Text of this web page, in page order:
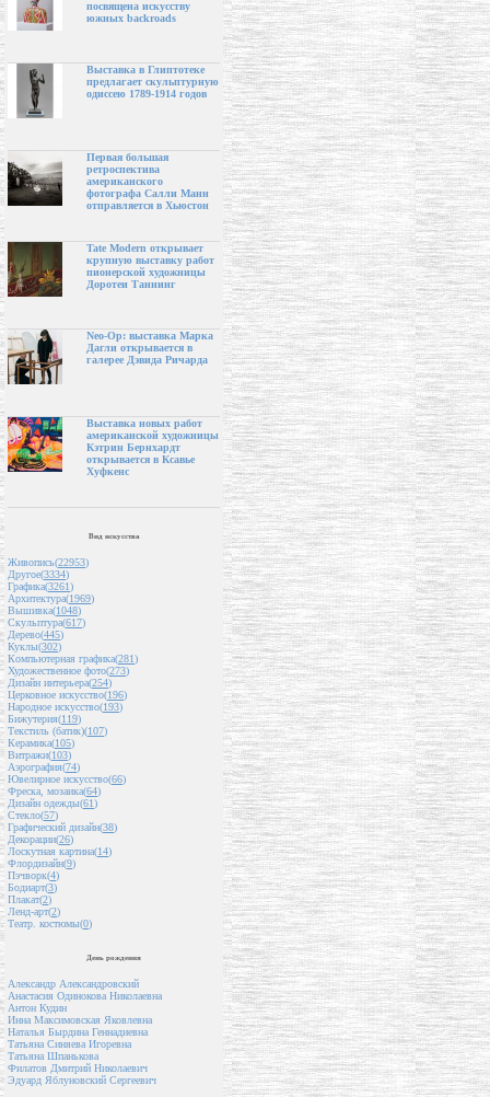
посвящена искусству
южных backroads
Выставка в Глиптотеке
предлагает скульптурную
одиссею 1789-1914 годов
Первая большая
ретроспектива
американского
фотографа Салли Манн
отправляется в Хьюстон
Tate Modern открывает
крупную выставку работ
пионерской художницы
Доротеи Таннинг
Neo-Op: выставка Марка
Дагли открывается в
галерее Дэвида Ричарда
Выставка новых работ
американской художницы
Кэтрин Бернхардт
открывается в Ксавье
Хуфкенс
Вид искусства
Живопись(22953)
Другое(3334)
Графика(3261)
Архитектура(1969)
Вышивка(1048)
Скульптура(617)
Дерево(445)
Куклы(302)
Компьютерная графика(281)
Художественное фото(273)
Дизайн интерьера(254)
Церковное искусство(196)
Народное искусство(193)
Бижутерия(119)
Текстиль (батик)(107)
Керамика(105)
Витражи(103)
Аэрография(74)
Ювелирное искусство(66)
Фреска, мозаика(64)
Дизайн одежды(61)
Стекло(57)
Графический дизайн(38)
Декорации(26)
Лоскутная картина(14)
Флордизайн(9)
Пэчворк(4)
Бодиарт(3)
Плакат(2)
Ленд-арт(2)
Театр. костюмы(0)
День рождения
Александр Александровский
Анастасия Одинокова Николаевна
Антон Кудин
Инна Максимовская Яковлевна
Наталья Бырдина Геннадиевна
Татьяна Синяева Игоревна
Татьяна Шпанькова
Филатов Дмитрий Николаевич
Эдуард Яблуновский Сергеевич